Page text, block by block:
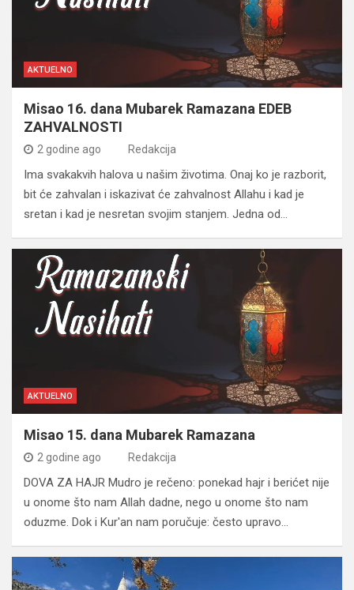
AKTUELNO
Misao 16. dana Mubarek Ramazana EDEB
ZAHVALNOSTI
2 godine ago Redakcija
Ima svakakvih halova u našim životima. Onaj ko je razborit,
bit će zahvalan i iskazivat će zahvalnost Allahu i kad je
sretan i kad je nesretan svojim stanjem. Jedna od…
AKTUELNO
Misao 15. dana Mubarek Ramazana
2 godine ago Redakcija
DOVA ZA HAJR Mudro je rečeno: ponekad hajr i berićet nije
u onome što nam Allah dadne, nego u onome što nam
oduzme. Dok i Kur'an nam poručuje: često upravo…